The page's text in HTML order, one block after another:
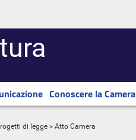
Conoscere la Camera
di legge > Atto Camera